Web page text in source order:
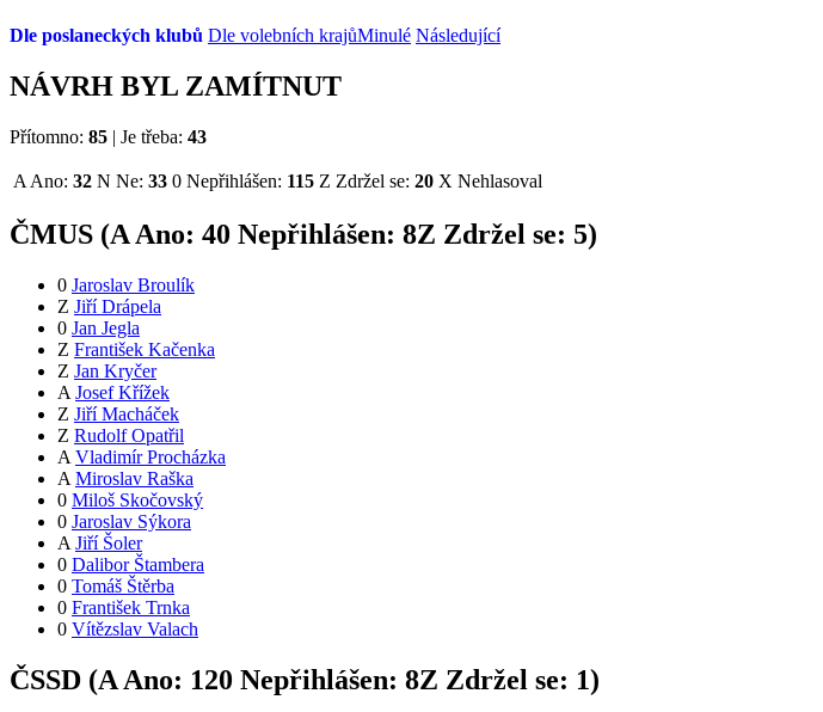
Dle poslaneckých klubů Dle volebních krajůMinulé Následující
NÁVRH BYL ZAMÍTNUT
Přítomno: 85 | Je třeba: 43
A Ano: 32 N Ne: 33 0 Nepřihlášen: 115 Z Zdržel se: 20 X Nehlasoval
ČMUS (AAno: 40 Nepřihlášen: 8Z Zdržel se: 5)
0 Jaroslav Broulík
Z Jiří Drápela
0 Jan Jegla
Z František Kačenka
Z Jan Kryčer
A Josef Křížek
Z Jiří Macháček
Z Rudolf Opatřil
A Vladimír Procházka
A Miroslav Raška
0 Miloš Skočovský
0 Jaroslav Sýkora
A Jiří Šoler
0 Dalibor Štambera
0 Tomáš Štěrba
0 František Trnka
0 Vítězslav Valach
ČSSD (AAno: 120 Nepřihlášen: 8Z Zdržel se: 1)